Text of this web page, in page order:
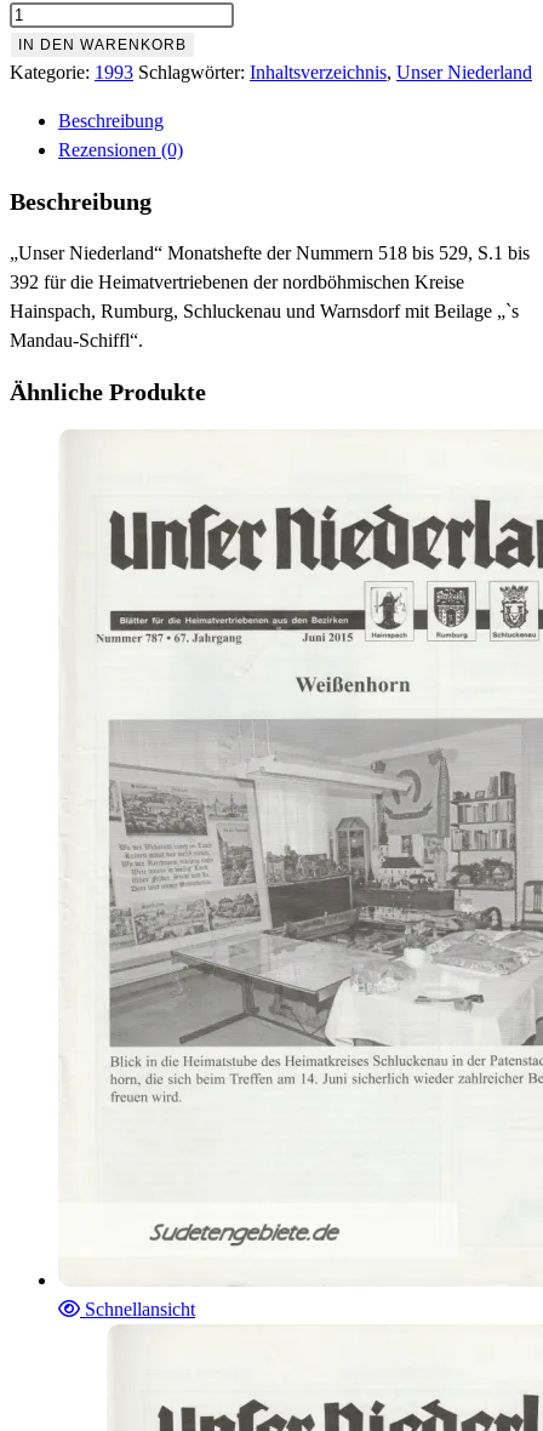
Inhaltsverzeichnis
1993
Menge
IN DEN WARENKORB
Kategorie: 1993 Schlagwörter: Inhaltsverzeichnis, Unser Niederland
Beschreibung
Rezensionen (0)
Beschreibung
„Unser Niederland“ Monatshefte der Nummern 518 bis 529, S.1 bis
392 für die Heimatvertriebenen der nordböhmischen Kreise
Hainspach, Rumburg, Schluckenau und Warnsdorf mit Beilage „`s
Mandau-Schiffl“.
Ähnliche Produkte
Schnellansicht